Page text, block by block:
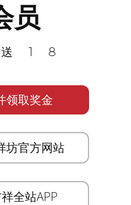
员
送18
领取奖金
坊官方网站
全站APP